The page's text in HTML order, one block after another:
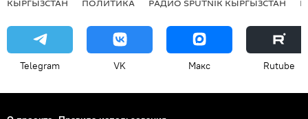
Центральная избирательная комиссия
Telegram VK Макс Rutube